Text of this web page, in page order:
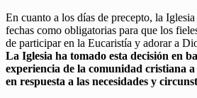
En cuanto a los días de precepto, la Iglesia
fechas como obligatorias para que los
de participar en la Eucaristía y adorar a
La Iglesia ha tomado esta decisión en
experiencia de la comunidad cristiana
en respuesta a las necesidades y